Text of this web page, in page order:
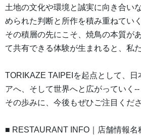
土地の文化や環境と誠実に向き合い
められた判断と所作を積み重ねていく
その積層の先にこそ、焼鳥の本質が
て共有できる体験が生まれると、私
TORIKAZE TAIPEIを起点として、日
アへ、そして世界へと広がっていく--
その歩みに、今後もぜひご注目くださ
■ RESTAURANT INFO｜店舗情報名